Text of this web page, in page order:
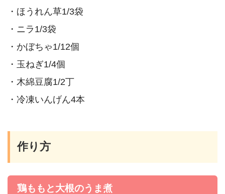
・ほうれん草1/3袋
・ニラ1/3袋
・かぼちゃ1/12個
・玉ねぎ1/4個
・木綿豆腐1/2丁
・冷凍いんげん4本
作り方
鶏ももと大根のうま煮